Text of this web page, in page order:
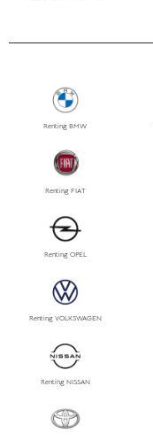
Renting BMW
Renting FIAT
Renting OPEL
Renting VOLKSWAGEN
Renting NISSAN